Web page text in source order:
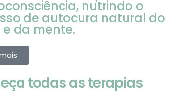
nutrindo o
de autocura natural do
da mente.
todas as terapias